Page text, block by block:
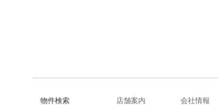
物件検索 店舗案内 会社情報